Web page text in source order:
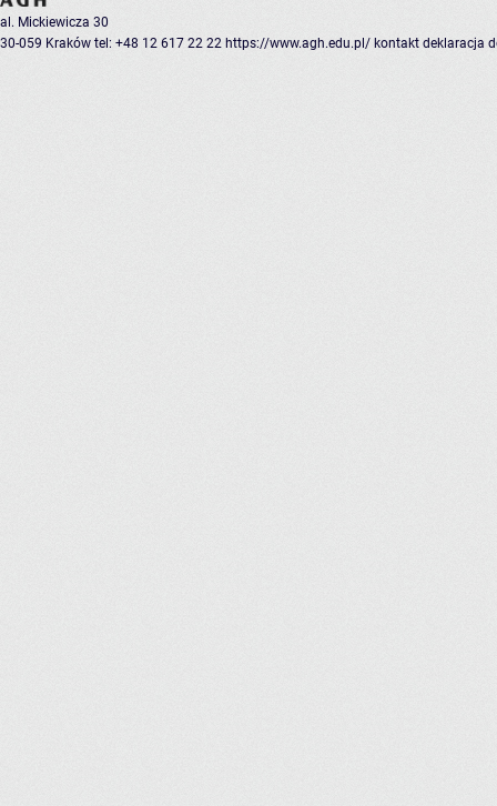
al. Mickiewicza 30
30-059 Kraków tel: +48 12 617 22 22 https://www.agh.edu.pl/ kontakt deklaracja